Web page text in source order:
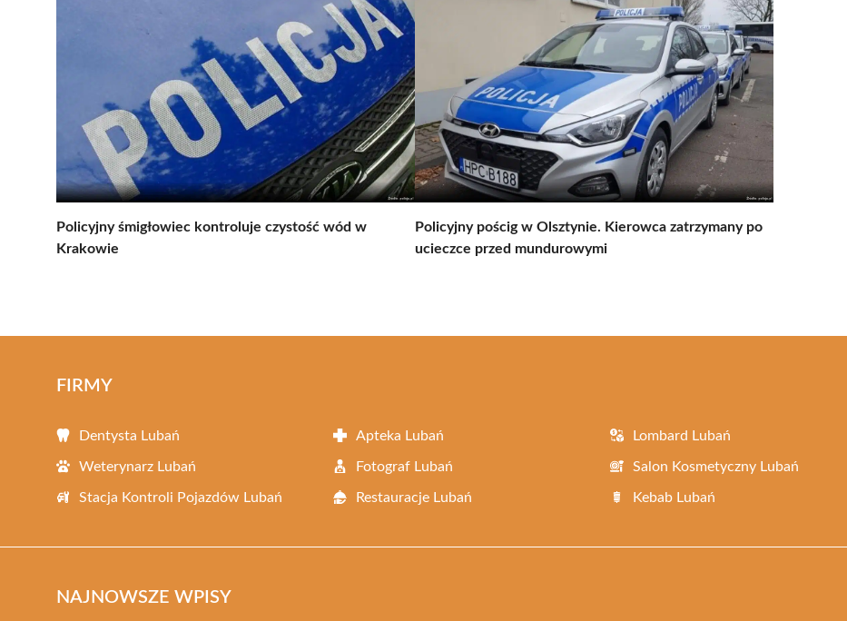
Policyjny śmigłowiec kontroluje czystość wód w
Krakowie
Policyjny pościg w Olsztynie. Kierowca zatrzymany po
ucieczce przed mundurowymi
FIRMY
Dentysta Lubań Apteka Lubań Lombard Lubań
Weterynarz Lubań Fotograf Lubań Salon Kosmetyczny Lubań
Stacja Kontroli Pojazdów Lubań Restauracje Lubań Kebab Lubań
NAJNOWSZE WPISY